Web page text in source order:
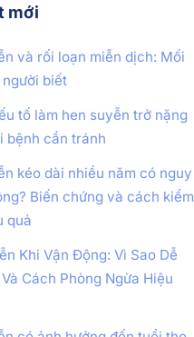
mới
và rối loạn miễn dịch: Mối
biết
tố làm hen suyễn trở nặng
bệnh cần tránh
kéo dài nhiều năm có nguy
Biến chứng và cách kiểm
quả
Khi Vận Động: Vì Sao Dễ
Cách Phòng Ngừa Hiệu